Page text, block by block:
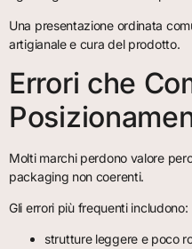
Una presentazione ordinata
artigianale e cura del prodotto.
Errori che
Molti marchi perdono valore
packaging non coerenti.
Gli errori più frequenti includono:
strutture leggere e poco